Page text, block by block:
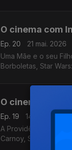
O cinema com
Ep. 20
21 mai. 2026
Uma Mãe e o seu
Borboletas, Star
O cinema com
Ep. 19
14 mai. 2026
A Providência e a
Carnoy, Soco a